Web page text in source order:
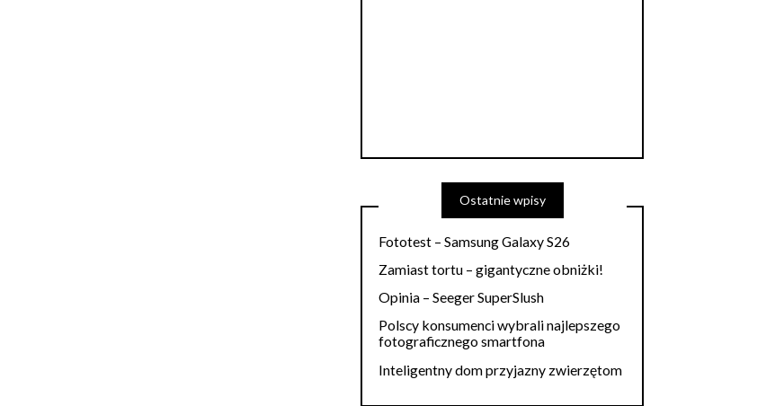
Ostatnie wpisy
Fototest – Samsung Galaxy S26
Zamiast tortu – gigantyczne obniżki!
Opinia – Seeger SuperSlush
Polscy konsumenci wybrali najlepszego
fotograficznego smartfona
Inteligentny dom przyjazny zwierzętom